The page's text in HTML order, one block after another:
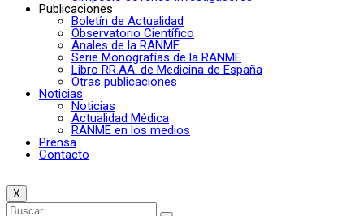
Publicaciones
Boletín de Actualidad
Observatorio Científico
Anales de la RANME
Serie Monografías de la RANME
Libro RR.AA. de Medicina de España
Otras publicaciones
Noticias
Noticias
Actualidad Médica
RANME en los medios
Prensa
Contacto
X